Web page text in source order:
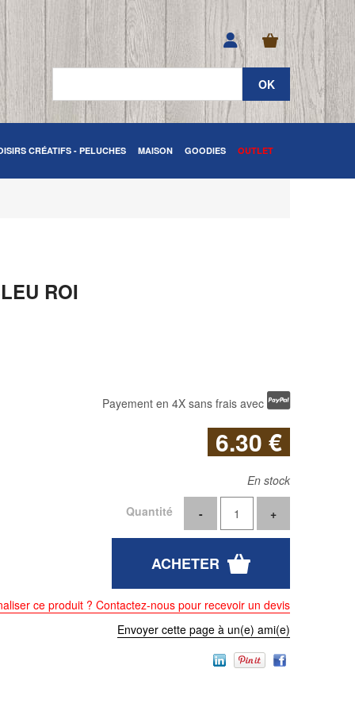
CRÉATIFS - PELUCHES MAISON GOODIES OUTLET
ROI
Payement en 4X sans frais avec
6.30 €
En stock
Quantité
ce produit ? Contactez-nous pour recevoir un devis
Envoyer cette page à un(e) ami(e)